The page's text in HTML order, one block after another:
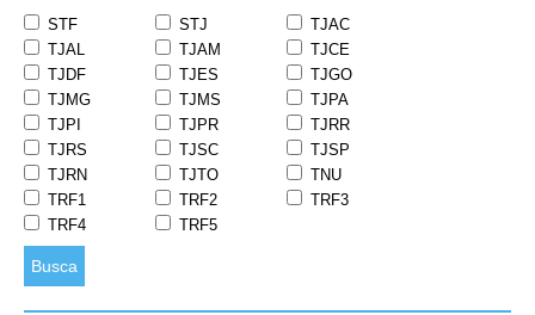
STF STJ
TJAC
TJAL
TJAM
TJCE
TJDF
TJES
TJGO
TJMG
TJMS
TJPA
TJPI
TJPR
TJRR
TJRS
TJSC
TJSP
TJRN
TJTO
TNU
TRF1
TRF2
TRF3
TRF4
TRF5
Busca